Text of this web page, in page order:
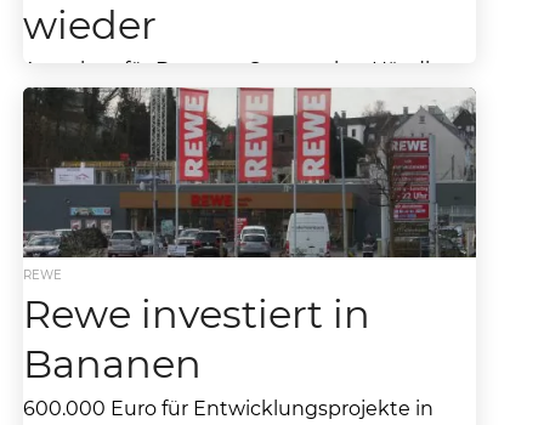
wieder
Anstehen für Bananen So mancher Händler
hat die Bilder noch im Kopf, als nach der
Wende im Osten Deutschlands ein Run der...
REWE
Rewe investiert in
Bananen
600.000 Euro für Entwicklungsprojekte in